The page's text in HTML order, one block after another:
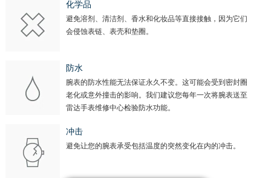
化学品
避免溶剂、清洁剂、香水和化妆品等直接接触，因为它们
会侵蚀表链、表壳和垫圈。
防水
腕表的防水性能无法保证永久不变。这可能会受到密封圈
老化或意外撞击的影响。我们建议您每年一次将腕表送至
雷达手表维修中心检验防水功能。
冲击
避免让您的腕表承受包括温度的突然变化在内的冲击。